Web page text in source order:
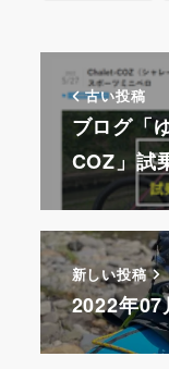
古い投稿
ブログ「
COZ」試
新しい投稿
2022年07